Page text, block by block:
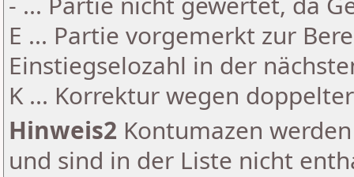
E ... Partie vorgemerkt zur
Einstiegselozahl in der
K ... Korrektur wegen
Hinweis2 Kontumazen
und sind in der Liste nicht